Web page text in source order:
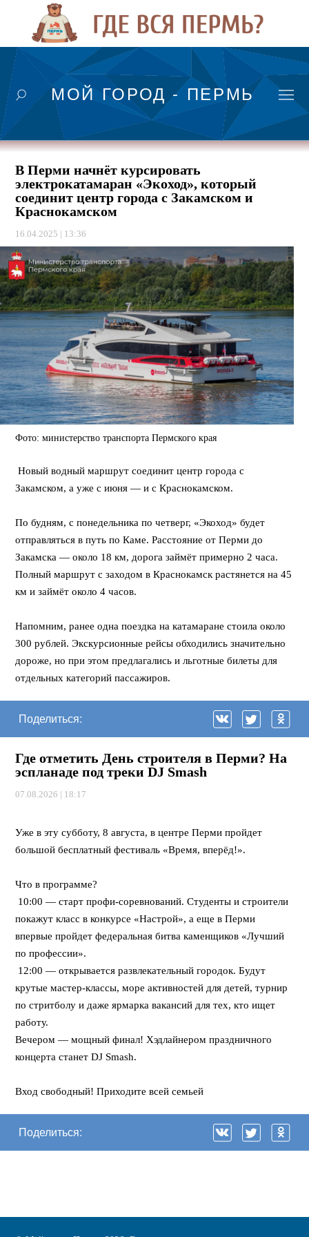
МОЙ ГОРОД - ПЕРМЬ
В Перми начнёт курсировать
электрокатамаран «Экоход», который
соединит центр города с Закамском и
Краснокамском
16.04.2025 | 13:36
Фото: министерство транспорта Пермского края
Новый водный маршрут соединит центр города с
Закамском, а уже с июня — и с Краснокамском.
По будням, с понедельника по четверг, «Экоход» будет
отправляться в путь по Каме. Расстояние от Перми до
Закамска — около 18 км, дорога займёт примерно 2 часа.
Полный маршрут с заходом в Краснокамск растянется на 45
км и займёт около 4 часов.
Напомним, ранее одна поездка на катамаране стоила около
300 рублей. Экскурсионные рейсы обходились значительно
дороже, но при этом предлагались и льготные билеты для
отдельных категорий пассажиров.
Поделиться:
Где отметить День строителя в Перми? На
эспланаде под треки DJ Smash
07.08.2026 | 18:17
Уже в эту субботу, 8 августа, в центре Перми пройдет
большой бесплатный фестиваль «Время, вперёд!».
Что в программе?
10:00 — старт профи-соревнований. Студенты и строители
покажут класс в конкурсе «Настрой», а еще в Перми
впервые пройдет федеральная битва каменщиков «Лучший
по профессии».
12:00 — открывается развлекательный городок. Будут
крутые мастер-классы, море активностей для детей, турнир
по стритболу и даже ярмарка вакансий для тех, кто ищет
работу.
Вечером — мощный финал! Хэдлайнером праздничного
концерта станет DJ Smash.
Вход свободный! Приходите всей семьей
Поделиться: